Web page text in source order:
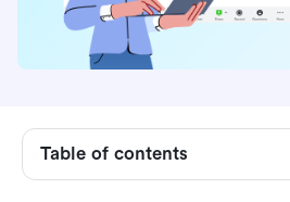
Table of contents